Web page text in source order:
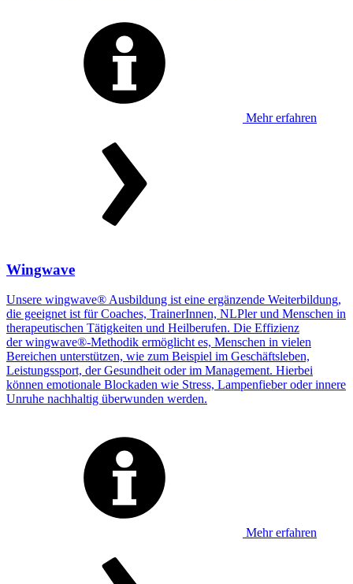
Mehr erfahren
Wingwave
Unsere wingwave® Ausbildung ist eine ergänzende Weiterbildung,
die geeignet ist für Coaches, TrainerInnen, NLPler und Menschen in
therapeutischen Tätigkeiten und Heilberufen. Die Effizienz
der wingwave®-Methodik ermöglicht es, Menschen in vielen
Bereichen unterstützen, wie zum Beispiel im Geschäftsleben,
Leistungssport, der Gesundheit oder im Management. Hierbei
können emotionale Blockaden wie Stress, Lampenfieber oder innere
Unruhe nachhaltig überwunden werden.
Mehr erfahren